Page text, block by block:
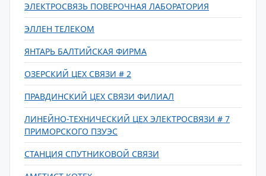
ЭЛЕКТРОСВЯЗЬ ПОВЕРОЧНАЯ ЛАБОРАТОРИЯ
ЭЛЛЕН ТЕЛЕКОМ
ЯНТАРЬ БАЛТИЙСКАЯ ФИРМА
ОЗЕРСКИЙ ЦЕХ СВЯЗИ # 2
ПРАВДИНСКИЙ ЦЕХ СВЯЗИ ФИЛИАЛ
ЛИНЕЙНО-ТЕХНИЧЕСКИЙ ЦЕХ ЭЛЕКТРОСВЯЗИ # 7
ПРИМОРСКОГО ПЗУЭС
СТАНЦИЯ СПУТНИКОВОЙ СВЯЗИ